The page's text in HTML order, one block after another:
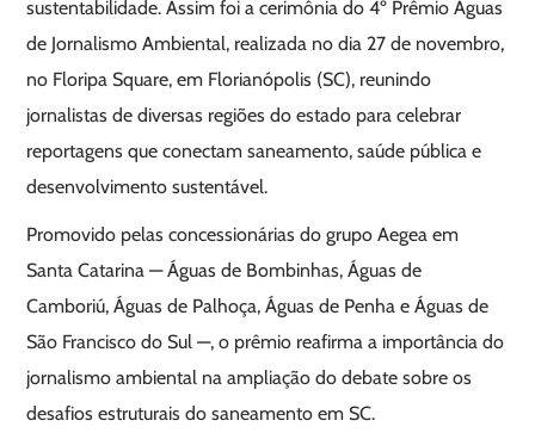
sustentabilidade. Assim foi a cerimônia do 4º Prêmio Águas
de Jornalismo Ambiental, realizada no dia 27 de novembro,
no Floripa Square, em Florianópolis (SC), reunindo
jornalistas de diversas regiões do estado para celebrar
reportagens que conectam saneamento, saúde pública e
desenvolvimento sustentável.
Promovido pelas concessionárias do grupo Aegea em
Santa Catarina — Águas de Bombinhas, Águas de
Camboriú, Águas de Palhoça, Águas de Penha e Águas de
São Francisco do Sul —, o prêmio reafirma a importância do
jornalismo ambiental na ampliação do debate sobre os
desafios estruturais do saneamento em SC.